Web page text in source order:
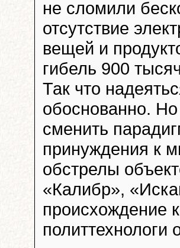
не сломили
отсутствие
вещей и
гибель 900
Так что
обоснованно.
сменить
принуждения к
обстрелы
«Калибр»,
происхождение
политтехнологи